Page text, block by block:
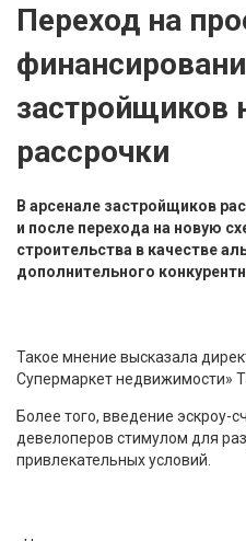
Переход на
застройщиков
рассрочки
В арсенале застройщиков
и после перехода на новую
строительства в качестве
дополнительного
Такое мнение высказала
Супермаркет недвижимости»
Более того, введение эскроу-
девелоперов стимулом для
привлекательных условий.